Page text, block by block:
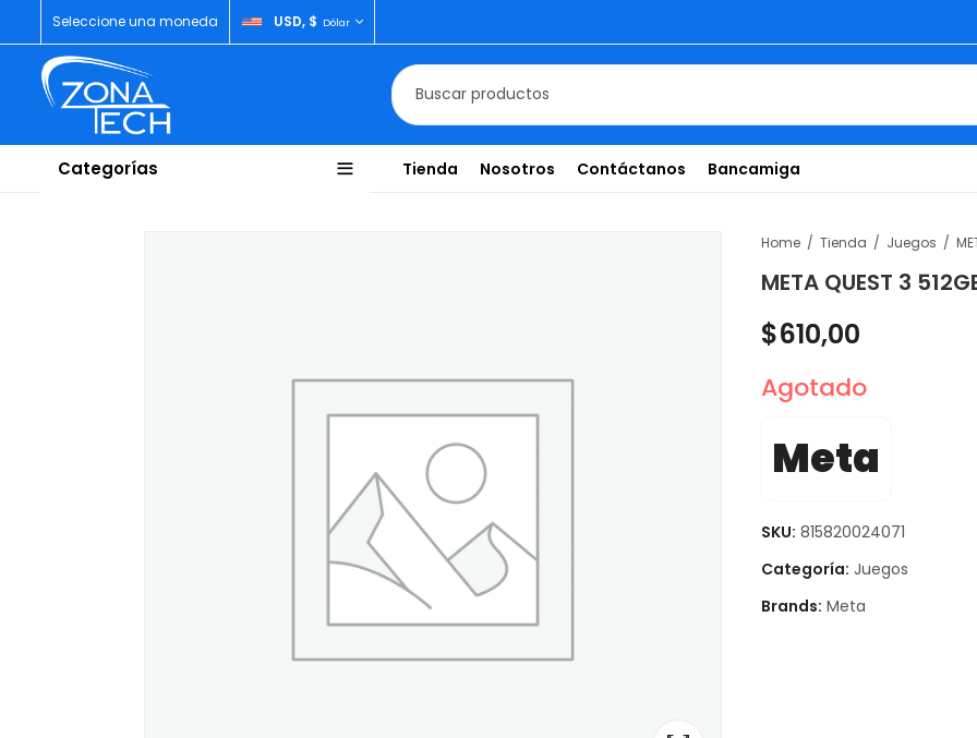
Seleccione una moneda USD, $ Dólar
Categorías Tienda Nosotros Contáctanos Bancamiga
Home Tienda Juegos
META QUEST 3
$610,00
Agotado
Meta
SKU: 815820024071
Categoría: Juegos
Brands: Meta